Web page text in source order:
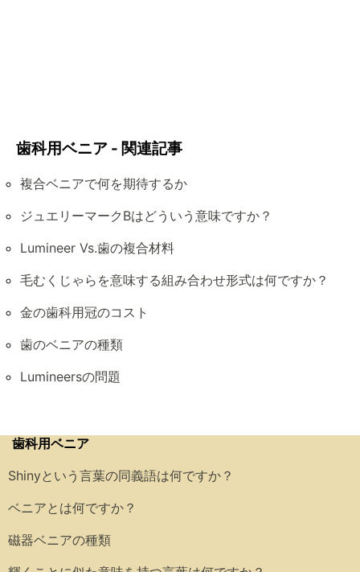
歯科用ベニア - 関連記事
複合ベニアで何を期待するか
ジュエリーマークBはどういう意味ですか？
Lumineer Vs.歯の複合材料
毛むくじゃらを意味する組み合わせ形式は何ですか？
金の歯科用冠のコスト
歯のベニアの種類
Lumineersの問題
歯科用ベニア
Shinyという言葉の同義語は何ですか？
ベニアとは何ですか？
磁器ベニアの種類